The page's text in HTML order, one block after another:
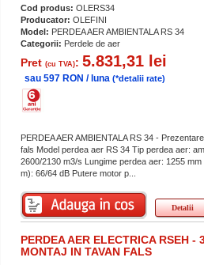
Cod produs: OLERS34
Producator: OLEFINI
Model: PERDEA AER AMBIENTALA RS 34
Categorii: Perdele de aer
Pret (cu TVA): 5.831,31 lei
sau 597 RON / luna (*detalii rate)
PERDEA AER AMBIENTALA RS 34 -
fals Model perdea aer RS 34 Tip perdea aer:
2600/2130 m3/s Lungime perdea aer: 1255
m): 66/64 dB Putere motor p...
Detalii
PERDEA AER ELECTRICA RSEH -
MONTAJ IN TAVAN FALS